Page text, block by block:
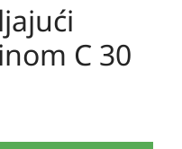
C 30